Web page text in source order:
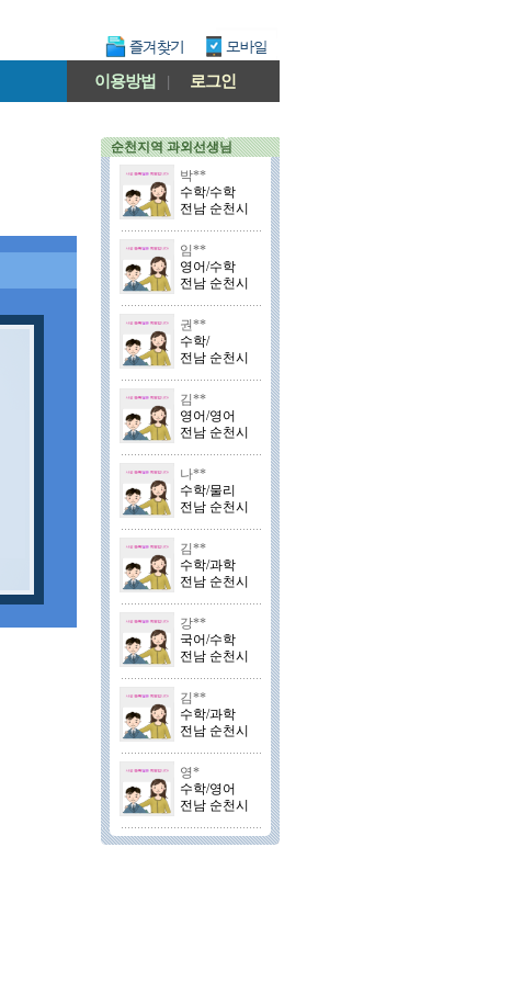
이용방법 | 로그인
순천지역 과외선생님
박**
수학/수학
전남 순천시
임**
영어/수학
전남 순천시
권**
수학/
전남 순천시
김**
영어/영어
전남 순천시
나**
수학/물리
전남 순천시
김**
수학/과학
전남 순천시
강**
국어/수학
전남 순천시
김**
수학/과학
전남 순천시
영*
수학/영어
전남 순천시